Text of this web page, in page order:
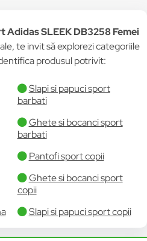
Adidas SLEEK DB3258 Femei
te invit să explorezi categoriile
produsul potrivit:
Slapi si papuci sport
barbati
Ghete si bocanci sport
barbati
Pantofi sport copii
Ghete si bocanci sport
copii
Slapi si papuci sport copii